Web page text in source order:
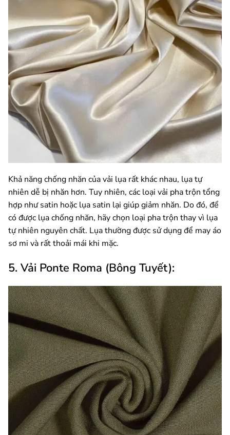
Khả năng chống nhăn của vải lụa rất khác nhau, lụa tự
nhiên dễ bị nhăn hơn. Tuy nhiên, các loại vải pha trộn tổng
hợp như satin hoặc lụa satin lại giúp giảm nhăn. Do đó, để
có được lụa chống nhăn, hãy chọn loại pha trộn thay vì lụa
tự nhiên nguyên chất. Lụa thường được sử dụng để may áo
sơ mi và rất thoải mái khi mặc.
5. Vải Ponte Roma (Bông Tuyết):